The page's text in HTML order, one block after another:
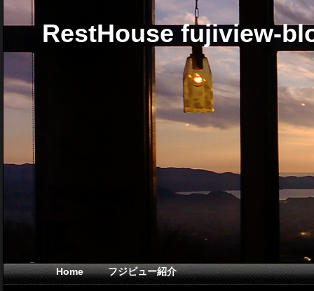
RestHouse fujiview-
Home フジビュー紹介